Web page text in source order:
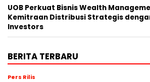
UOB Perkuat Bisnis Wealth
Kemitraan Distribusi Strategis
Investors
BERITA TERBARU
Pers Rilis